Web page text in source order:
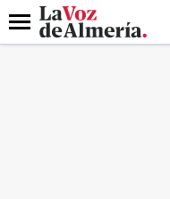
DESTACADO
Menú